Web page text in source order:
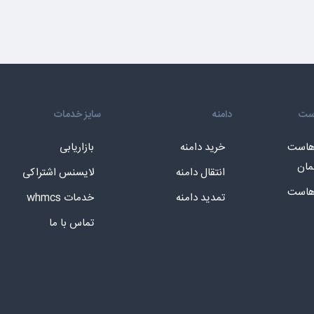
هاست
هاست
دامنه
خرید دامنه
انتقال دامنه
تمدید دامنه
سایز خدمات
بازاریابی
لایسنس اشتراکی
خدمات whmcs
تماس با ما